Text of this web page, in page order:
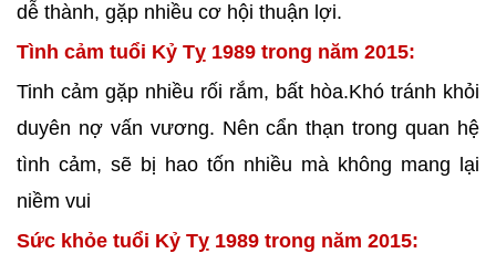
dễ thành, gặp nhiều cơ hội thuận lợi.
Tình cảm tuổi Kỷ Tỵ 1989 trong năm 2015:
Tinh cảm gặp nhiều rối rắm, bất hòa.Khó tránh khỏi
duyên nợ vấn vương. Nên cẩn thạn trong quan hệ
tình cảm, sẽ bị hao tốn nhiều mà không mang lại
niềm vui
Sức khỏe tuổi Kỷ Tỵ 1989 trong năm 2015: